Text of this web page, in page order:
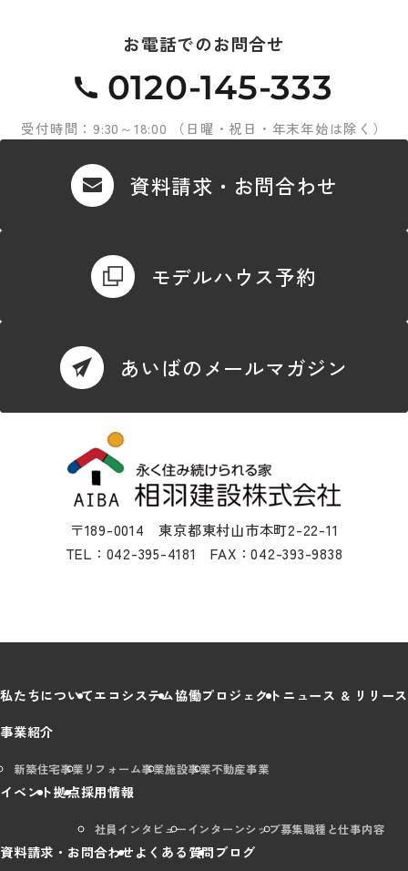
お電話でのお問合せ
0120-145-333
受付時間：9:30～18:00 （日曜・祝日・年末年始は除く）
資料請求・お問合わせ
モデルハウス予約
あいばのメールマガジン
〒189-0014 東京都東村山市本町2-22-11
TEL：042-395-4181 FAX：042-393-9838
私たちについてエコシステム協働プロジェクト ニュース & リリース
事業紹介
新築住宅事業 リフォーム事業施設事業不動産事業
イベント拠点採用情報
社員インタビューインターンシップ募集職種と仕事内容
資料請求・お問合わせ よくある質問 ブログ